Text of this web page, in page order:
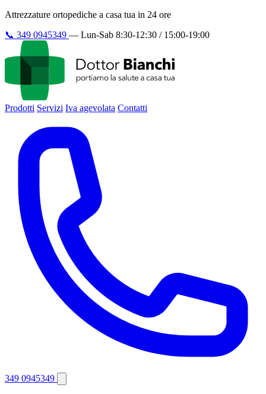
Attrezzature ortopediche a casa tua in 24 ore
📞 349 0945349 — Lun-Sab 8:30-12:30 / 15:00-19:00
Prodotti Servizi Iva agevolata Contatti
349 0945349